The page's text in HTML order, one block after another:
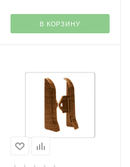
В КОРЗИНУ